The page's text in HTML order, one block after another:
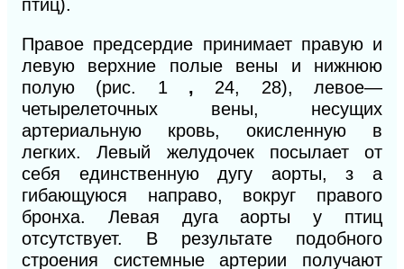
птиц).
Правое предсердие принимает правую и
левую верхние полые
вены и нижнюю
полую (рис. 1 , 24, 28), левое—
четырелеточных вены, несущих
артериальную кровь, окисленную в
легких. Левый желудочек посылает от
себя единственную дугу аорты, з а
гибающуюся направо, вокруг правого
бронха. Левая дуга аорты у птиц
отсутствует. В результате подобного
строения системные артерии получают